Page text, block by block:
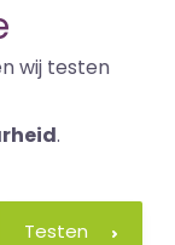
wij testen
.
Testen